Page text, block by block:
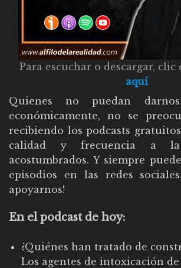
Para escuchar o descargar, clic
aquí
Quienes no puedan
económicamente, no se
recibiendo los podcasts
calidad y frecuencia a
acostumbrados. Y siempre
episodios en las redes
apoyarnos!
En el podcast de hoy:
¿Quiénes han tratado de
Los agentes de intoxicación de